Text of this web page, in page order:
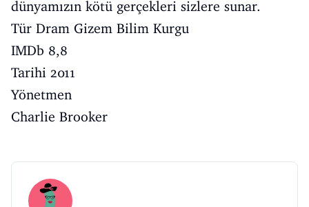
dünyamızın kötü gerçekleri sizlere sunar.
Tür Dram Gizem Bilim Kurgu
IMDb 8,8
Tarihi 2011
Yönetmen
Charlie Brooker